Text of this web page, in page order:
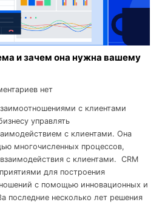
и зачем она нужна вашему
нет
с клиентами
управлять
с клиентами. Она
многочисленных процессов,
с клиентами. CRM
для построения
с помощью инновационных и
последние несколько лет решения